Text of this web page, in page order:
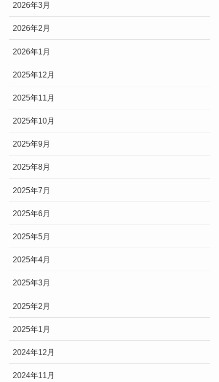
2026年3月
2026年2月
2026年1月
2025年12月
2025年11月
2025年10月
2025年9月
2025年8月
2025年7月
2025年6月
2025年5月
2025年4月
2025年3月
2025年2月
2025年1月
2024年12月
2024年11月